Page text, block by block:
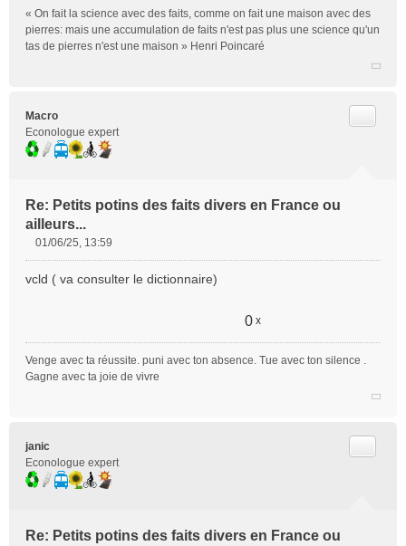
l
u
« On fait la science avec des faits, comme on fait une maison avec des
pierres: mais une accumulation de faits n'est pas plus une science qu'un
tas de pierres n'est une maison » Henri Poincaré
Macro
Econologue expert
Re: Petits potins des faits divers en France ou
ailleurs...
s
o
01/06/25, 13:59
vcld ( va consulter le dictionnaire)
0 x
Venge avec ta réussite. puni avec ton absence. Tue avec ton silence .
Gagne avec ta joie de vivre
janic
Econologue expert
Re: Petits potins des faits divers en France ou